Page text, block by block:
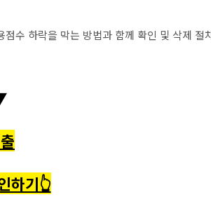
점수 하락을 막는 방법과 함께 확인 및 삭제 절
하기👆